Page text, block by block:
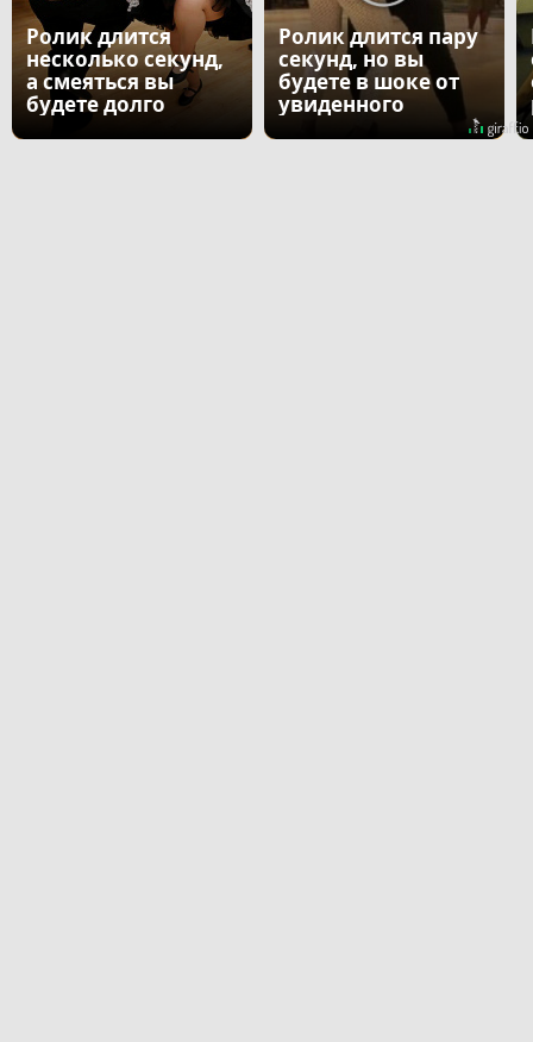
Ролик длится
несколько секунд,
а смеяться вы
будете долго
Ролик длится пару
секунд, но вы
будете в шоке от
увиденного